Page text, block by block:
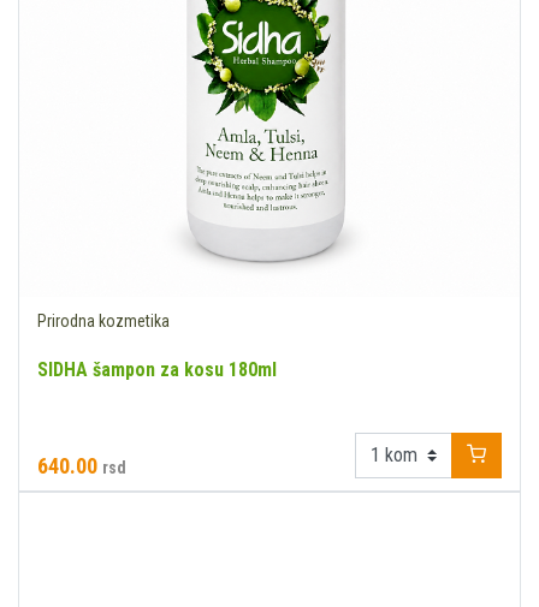
Prirodna kozmetika
SIDHA šampon za kosu 180ml
640.00 rsd